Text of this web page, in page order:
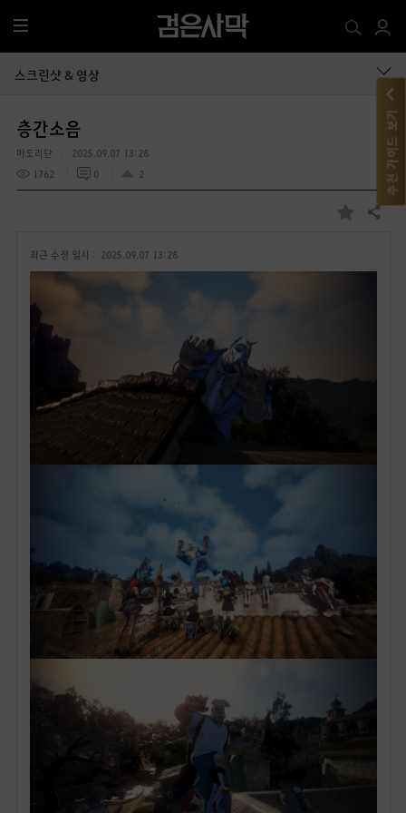
전
체
메
스크린샷 & 영상
층간소음
마도리단
2025.09.07 13:28
1762
0 2
즐
공유하기
최근 수정 일시 : 2025.09.07 13:28
추천 가이드 보기